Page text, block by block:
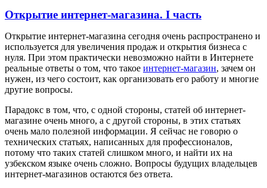
Открытие интернет-магазина. I часть
Открытие интернет-магазина сегодня очень распространено и
используется для увеличения продаж и открытия бизнеса с
нуля. При этом практически невозможно найти в Интернете
реальные ответы о том, что такое интернет-магазин, зачем он
нужен, из чего состоит, как организовать его работу и многие
другие вопросы.
Парадокс в том, что, с одной стороны, статей об интернет-
магазине очень много, а с другой стороны, в этих статьях
очень мало полезной информации. Я сейчас не говорю о
технических статьях, написанных для профессионалов,
потому что таких статей слишком много, и найти их на
узбекском языке очень сложно. Вопросы будущих владельцев
интернет-магазинов остаются без ответа.